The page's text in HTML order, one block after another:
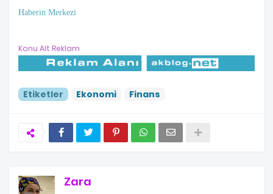
Haberin Merkezi
Konu Alt Reklam
Etiketler Ekonomi Finans
Zara